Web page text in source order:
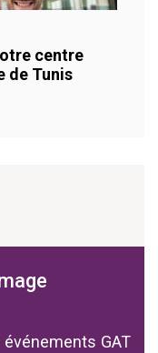
centre
de Tunis
GAT